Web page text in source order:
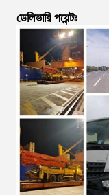
ডেলিভারি পয়েন্টঃ